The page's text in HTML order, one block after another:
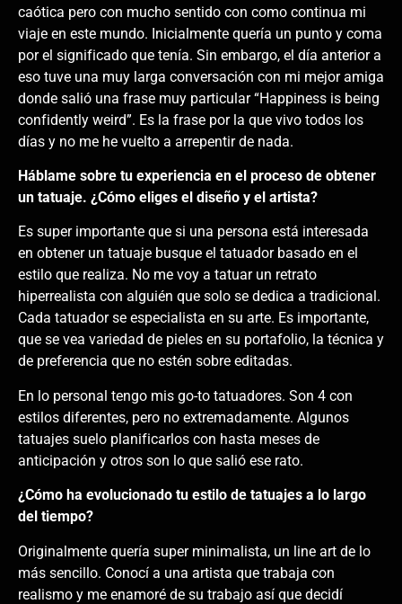
caótica pero con mucho sentido con como continua mi
viaje en este mundo. Inicialmente quería un punto y coma
por el significado que tenía. Sin embargo, el día anterior a
eso tuve una muy larga conversación con mi mejor amiga
donde salió una frase muy particular “Happiness is being
confidently weird”. Es la frase por la que vivo todos los
días y no me he vuelto a arrepentir de nada.
Háblame sobre tu experiencia en el proceso de obtener
un tatuaje. ¿Cómo eliges el diseño y el artista?
Es super importante que si una persona está interesada
en obtener un tatuaje busque el tatuador basado en el
estilo que realiza. No me voy a tatuar un retrato
hiperrealista con alguién que solo se dedica a tradicional.
Cada tatuador se especialista en su arte. Es importante,
que se vea variedad de pieles en su portafolio, la técnica y
de preferencia que no estén sobre editadas.
En lo personal tengo mis go-to tatuadores. Son 4 con
estilos diferentes, pero no extremadamente. Algunos
tatuajes suelo planificarlos con hasta meses de
anticipación y otros son lo que salió ese rato.
¿Cómo ha evolucionado tu estilo de tatuajes a lo largo
del tiempo?
Originalmente quería super minimalista, un line art de lo
más sencillo. Conocí a una artista que trabaja con
realismo y me enamoré de su trabajo así que decidí